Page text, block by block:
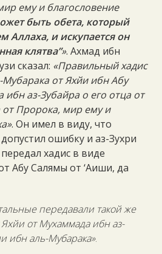
ему и благословение
быть обета, который
Аллаха, и искупается он
клятва”». Ахмад ибн
сказал: «Правильный хадис
от Яхйи ибн Абу
аз-Зубайра о его отца от
от Пророка, мир ему и
. Он имел в виду, что
ошибку и аз-Зухри
хадис в виде
Абу Салямы от ‘Аиши, да
передавали такой же
Яхйи от Мухаммада ибн аз-
ибн аль-Мубарака».